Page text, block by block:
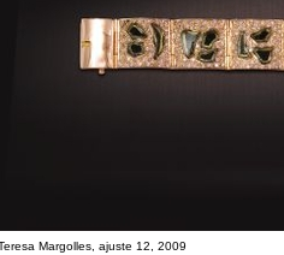
Margolles, ajuste 12, 2009